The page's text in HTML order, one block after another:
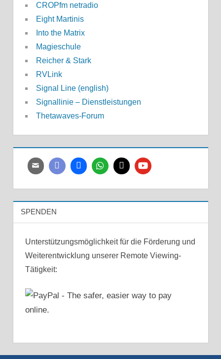
CROPfm netradio
Eight Martinis
Into the Matrix
Magieschule
Reicher & Stark
RVLink
Signal Line (english)
Signallinie – Dienstleistungen
Thetawaves-Forum
SPENDEN
Unterstützungsmöglichkeit für die Förderung und
Weiterentwicklung unserer Remote Viewing-
Tätigkeit: